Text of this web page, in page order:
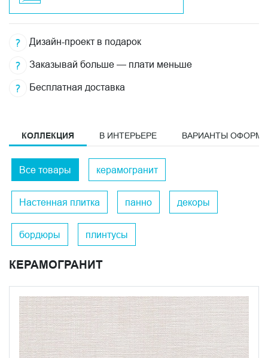
Дизайн-проект в подарок
Заказывай больше — плати меньше
Бесплатная доставка
КОЛЛЕКЦИЯ В ИНТЕРЬЕРЕ ВАРИАНТЫ
Все товары керамогранит
Настенная плитка панно декоры
бордюры плинтусы
КЕРАМОГРАНИТ